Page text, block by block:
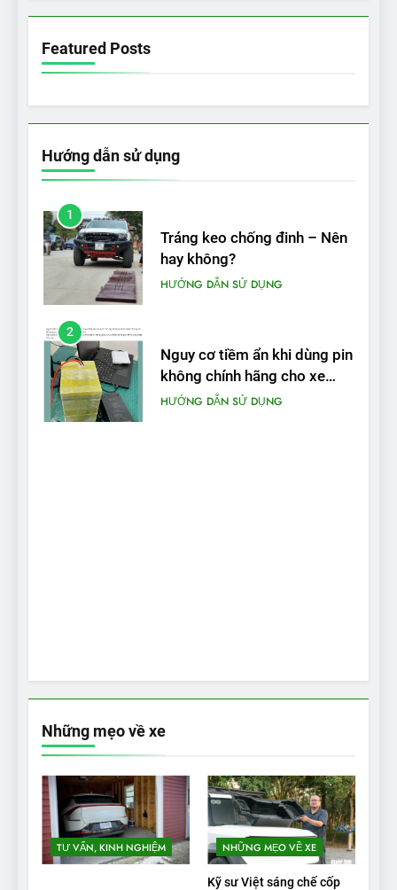
Featured Posts
Hướng dẫn sử dụng
1
Tráng keo chống đinh – Nên
hay không?
HƯỚNG DẪN SỬ DỤNG
2
Nguy cơ tiềm ẩn khi dùng pin
không chính hãng cho xe
máy điện
HƯỚNG DẪN SỬ DỤNG
Những mẹo về xe
TƯ VẤN, KINH NGHIỆM NHỮNG MẸO VỀ XE
Kỹ sư Việt sáng chế cốp